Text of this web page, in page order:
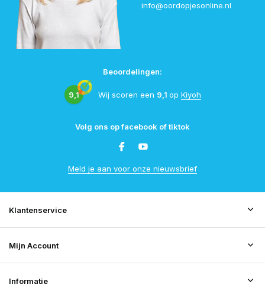
info@oordopjesonline.nl
Beoordelingen:
9,1 Wij scoren een 9,1 op Kiyoh
Volg ons op facebook of tiktok
Meld je aan voor onze nieuwsbrief
Klantenservice
Mijn Account
Informatie